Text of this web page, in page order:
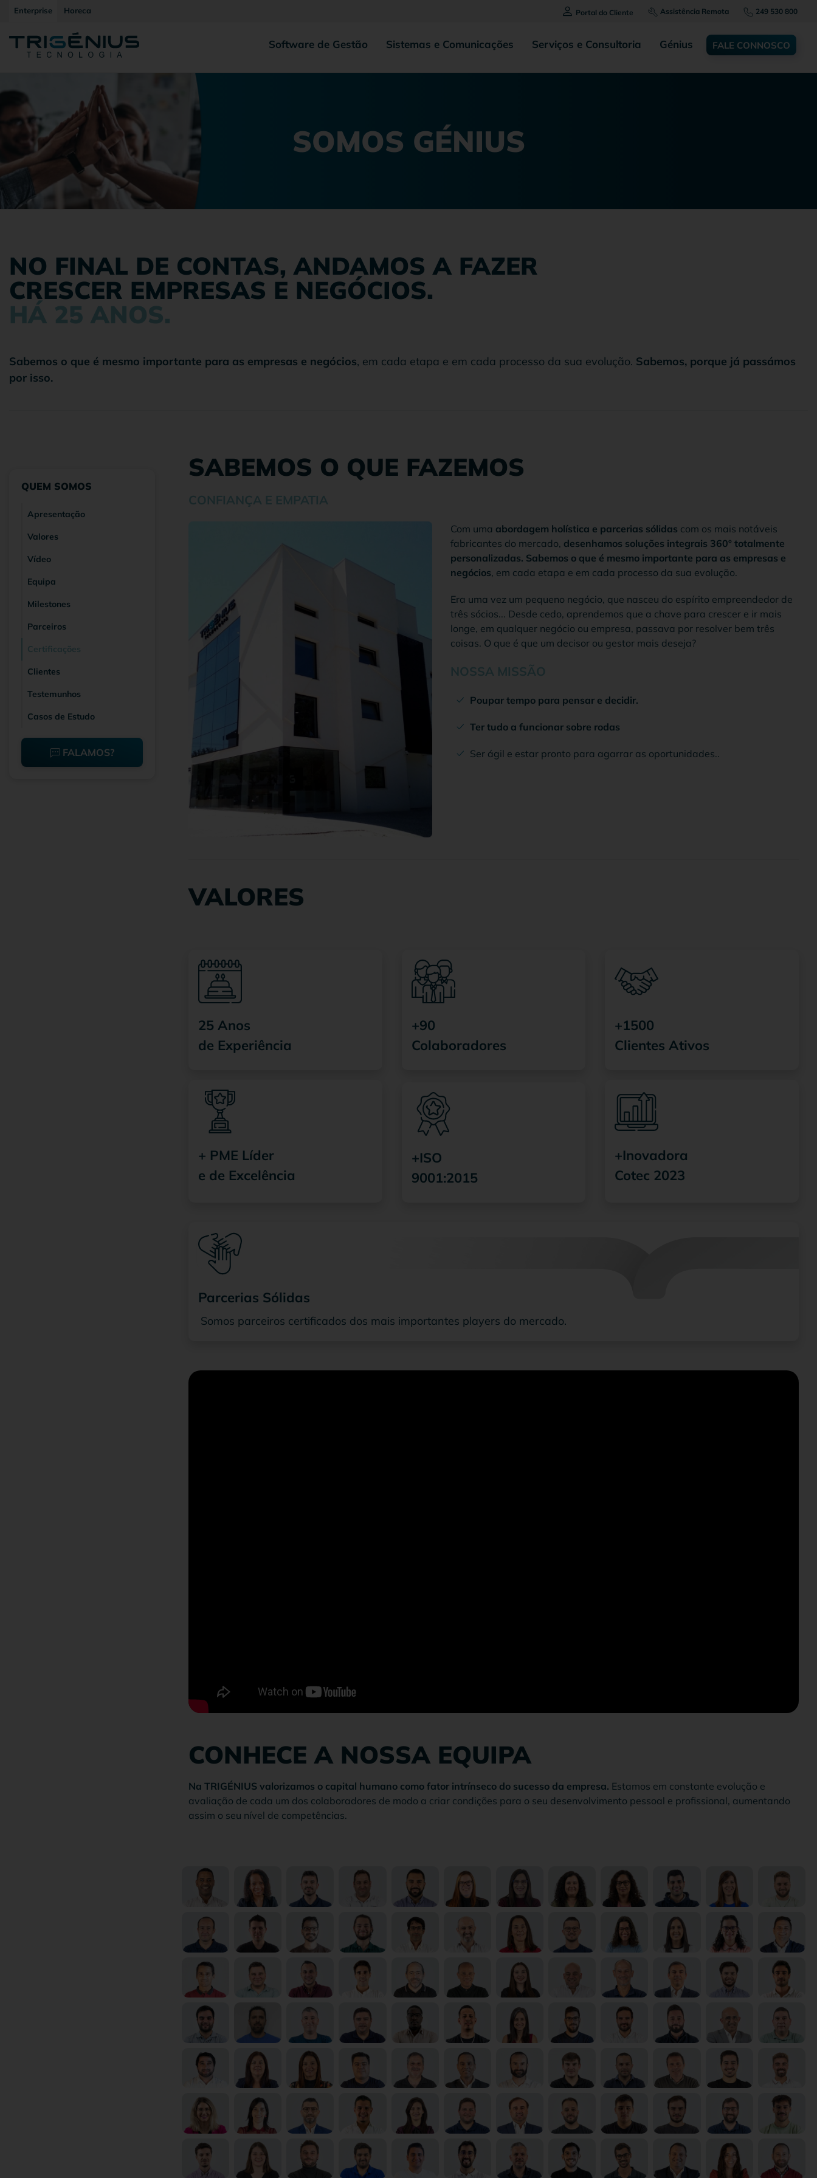
Enterprise Horeca Portal do Cliente Assistência Remota 249 530 800
Software de Gestão Sistemas e Comunicações Serviços e Consultoria Génius FALE CONNOSCO
SOMOS GÉNIUS
NO FINAL DE CONTAS, ANDAMOS A FAZER
CRESCER EMPRESAS E NEGÓCIOS.
HÁ 25 ANOS.
Sabemos o que é mesmo importante para as empresas e negócios, em cada etapa e em cada processo da sua evolução. Sabemos, porque já passámos
por isso.
QUEM SOMOS
Apresentação
Valores
Vídeo
Equipa
Milestones
Parceiros
Certificações
Clientes
Testemunhos
Casos de Estudo
FALAMOS?
SABEMOS O QUE FAZEMOS
CONFIANÇA E EMPATIA
Com uma abordagem holística e parcerias sólidas com os mais notáveis
fabricantes do mercado, desenhamos soluções integrais 360º totalmente
personalizadas. Sabemos o que é mesmo importante para as empresas e
negócios, em cada etapa e em cada processo da sua evolução.
Era uma vez um pequeno negócio, que nasceu do espírito empreendedor de
três sócios... Desde cedo, aprendemos que a chave para crescer e ir mais
longe, em qualquer negócio ou empresa, passava por resolver bem três
coisas. O que é que um decisor ou gestor mais deseja?
NOSSA MISSÃO
Poupar tempo para pensar e decidir.
Ter tudo a funcionar sobre rodas
Ser ágil e estar pronto para agarrar as oportunidades..
VALORES
25 Anos
de Experiência
+90
Colaboradores
+1500
Clientes Ativos
+ PME Líder
e de Excelência
+ISO
9001:2015
+Inovadora
Cotec 2023
Parcerias Sólidas
Somos parceiros certificados dos mais importantes players do mercado.
CONHECE A NOSSA EQUIPA
Na TRIGÉNIUS valorizamos o capital humano como fator intrínseco do sucesso da empresa. Estamos em constante evolução e
avaliação de cada um dos colaboradores de modo a criar condições para o seu desenvolvimento pessoal e profissional, aumentando
assim o seu nível de competências.